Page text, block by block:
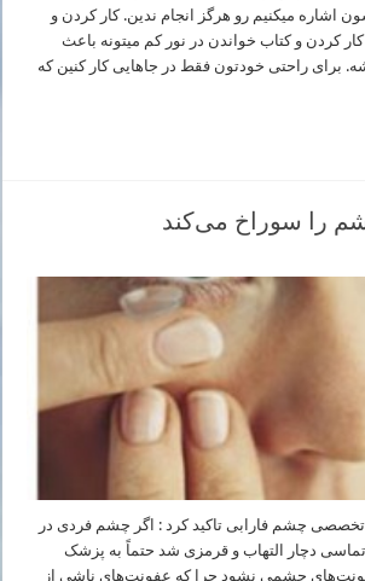
اشاره میکنیم رو هرگز انجام ندین. کار کردن و
کردن و کتاب خواندن در نور کم میتونه باعث
راحتی خودتون فقط در جاهایی کار کنین که
را سوراخ می‌کند
چشم فارابی تاکید کرد : اگر چشم فردی در
تماسی دچار التهاب و قرمزی شد حتماً به پزشک
چشمی نشود چرا که عفونت‌های ناشی از